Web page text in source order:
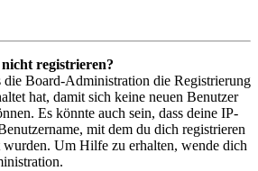
registrieren?
die Board-Administration die Registrierung
hat, damit sich keine neuen Benutzer
Es könnte auch sein, dass deine IP-
mit dem du dich registrieren
wurden. Um Hilfe zu erhalten, wende dich